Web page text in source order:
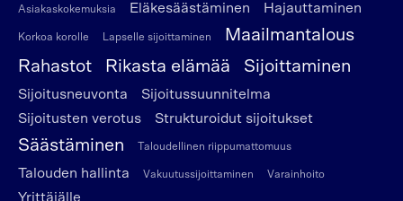
Asiakaskokemuksia Eläkesäästäminen Hajauttaminen
Korkoa korolle Lapselle sijoittaminen
Maailmantalous
Rahastot
Rikasta elämää Sijoittaminen
Sijoitusneuvonta
Sijoitussuunnitelma
Sijoitusten verotus
Strukturoidut sijoitukset
Säästäminen Taloudellinen riippumattomuus
Talouden hallinta Vakuutussijoittaminen Varainhoito
Yrittäjälle